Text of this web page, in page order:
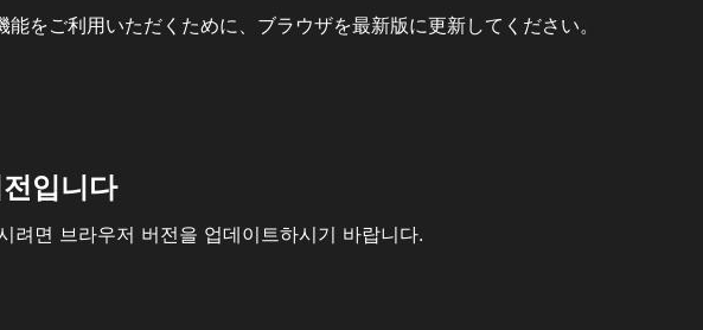
をご利用いただくために、ブラウザを最新版に更新してください。
입니다
려면 브라우저 버전을 업데이트하시기 바랍니다.